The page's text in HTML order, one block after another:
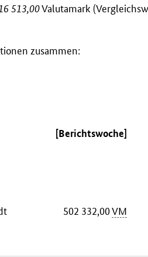
513,00Valutamark
zusammen:
[Berichtswoche]
502 332,00VM